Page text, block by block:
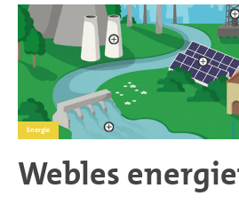
Energie
Webles